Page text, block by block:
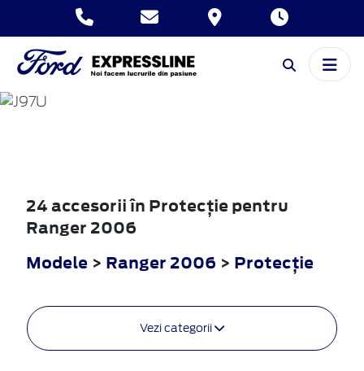
RANGER
24 accesorii în Protecţie pentru
Ranger 2006
Modele > Ranger 2006 > Protecţie
Vezi categorii